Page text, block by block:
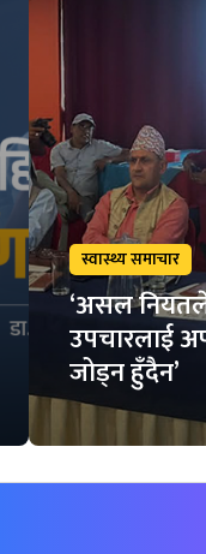
स्वास्थ्य समाचार
‘असल
उपचारलाई
जोड्न हुँदैन’